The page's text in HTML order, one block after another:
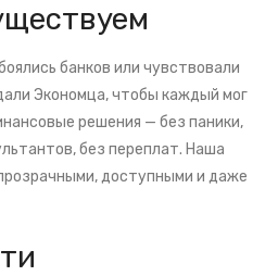
банков или чувствовали
Экономца, чтобы каждый мог
решения — без паники,
без переплат. Наша
доступными и даже